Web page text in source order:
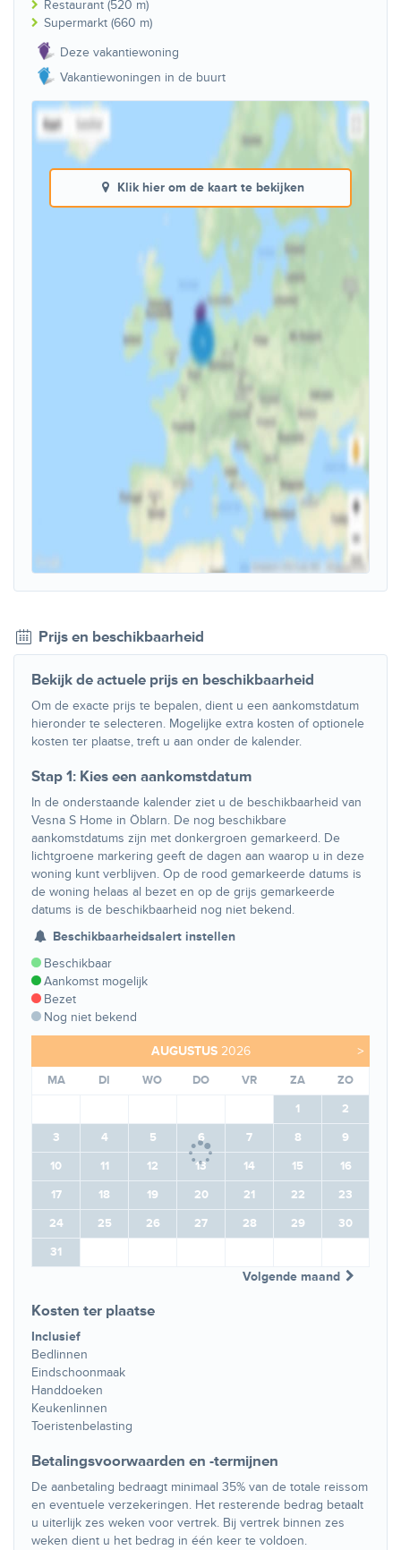
Restaurant (520 m)
Supermarkt (660 m)
Deze vakantiewoning
Vakantiewoningen in de buurt
Klik hier om de kaart te bekijken
Prijs en beschikbaarheid
Bekijk de actuele prijs en beschikbaarheid
Om de exacte prijs te bepalen, dient u een aankomstdatum
hieronder te selecteren. Mogelijke extra kosten of optionele
kosten ter plaatse, treft u aan onder de kalender.
Stap 1: Kies een aankomstdatum
In de onderstaande kalender ziet u de beschikbaarheid van
Vesna S Home in Öblarn. De nog beschikbare
aankomstdatums zijn met donkergroen gemarkeerd. De
lichtgroene markering geeft de dagen aan waarop u in deze
woning kunt verblijven. Op de rood gemarkeerde datums is
de woning helaas al bezet en op de grijs gemarkeerde
datums is de beschikbaarheid nog niet bekend.
Beschikbaarheidsalert instellen
Beschikbaar
Aankomst mogelijk
Bezet
Nog niet bekend
>
AUGUSTUS 2026
MA DI WO DO VR ZA
ZO
1
2
3
4 5 6 7 8
9
10
11 12 13 14 15
16
17
18 19 20 21 22
23
24
25 26 27 28 29
30
31
Volgende maand
Kosten ter plaatse
Inclusief
Bedlinnen
Eindschoonmaak
Handdoeken
Keukenlinnen
Toeristenbelasting
Betalingsvoorwaarden en -termijnen
De aanbetaling bedraagt minimaal 35% van de totale reissom
en eventuele verzekeringen. Het resterende bedrag betaalt
u uiterlijk zes weken voor vertrek. Bij vertrek binnen zes
weken dient u het bedrag in één keer te voldoen.